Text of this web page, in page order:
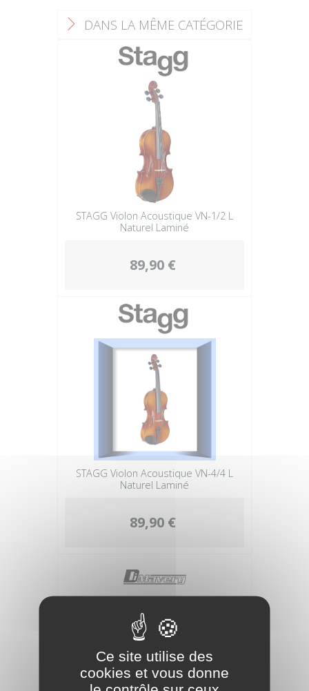
F DANS LA MÊME CATÉGORIE
STAGG Violon Acoustique VN-1/2 L
Naturel Laminé
89,90 €
STAGG Violon Acoustique VN-4/4 L
Naturel Laminé
89,90 €
Ce site utilise des
cookies et vous donne